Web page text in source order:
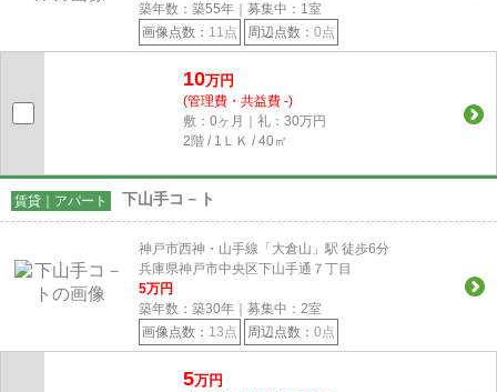
築年数：築55年｜募集中： 1室
画像点数： 11点 周辺点数： 0点
10万円
(管理費・共益費 -)
敷：0ヶ月｜礼：30万円
2階 / 1ＬＫ / 40㎡
賃貸｜アパート 下山手コ－ト
神戸市西神・山手線「大倉山」駅 徒歩6分
兵庫県神戸市中央区下山手通７丁目
5万円
築年数：築30年｜募集中： 2室
画像点数： 13点 周辺点数： 0点
5万円